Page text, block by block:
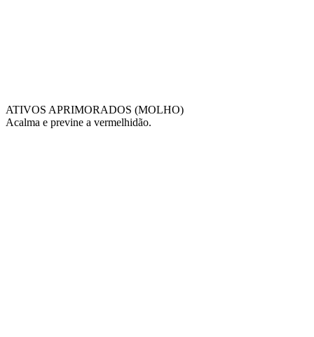
ATIVOS APRIMORADOS (MOLHO)
Acalma e previne a vermelhidão.